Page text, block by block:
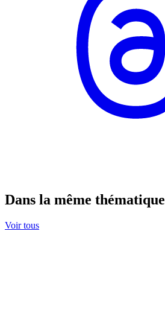
Dans la même thématique
Voir tous